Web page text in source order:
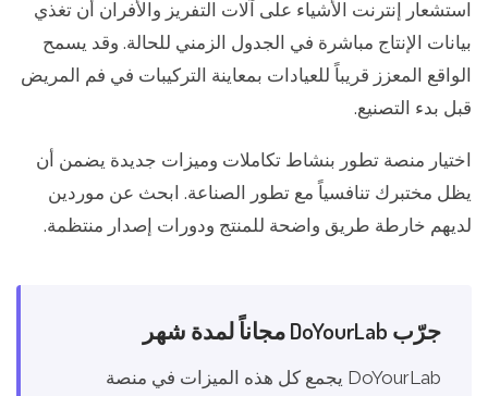
استشعار إنترنت الأشياء على آلات التفريز والأفران أن تغذي
بيانات الإنتاج مباشرة في الجدول الزمني للحالة. وقد يسمح
الواقع المعزز قريباً للعيادات بمعاينة التركيبات في فم المريض
قبل بدء التصنيع.
اختيار منصة تطور بنشاط تكاملات وميزات جديدة يضمن أن
يظل مختبرك تنافسياً مع تطور الصناعة. ابحث عن موردين
لديهم خارطة طريق واضحة للمنتج ودورات إصدار منتظمة.
جرّب DoYourLab مجاناً لمدة شهر
DoYourLab يجمع كل هذه الميزات في منصة